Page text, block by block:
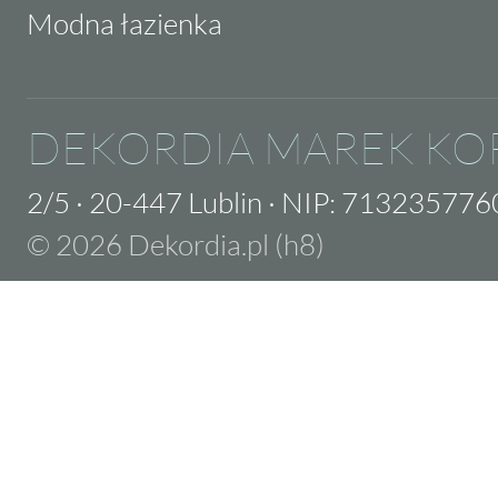
Modna łazienka
DEKORDIA MAREK
2/5 · 20-447 Lublin · NIP:
© 2026 Dekordia.pl (h8)